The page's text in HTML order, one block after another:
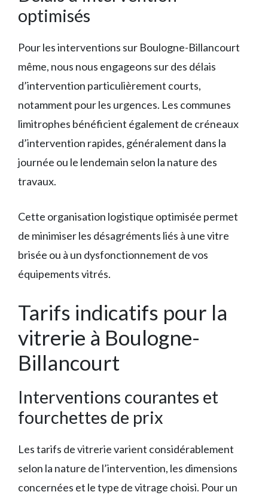
optimisés
Pour les interventions sur Boulogne-Billancourt
même, nous nous engageons sur des délais
d’intervention particulièrement courts,
notamment pour les urgences. Les communes
limitrophes bénéficient également de créneaux
d’intervention rapides, généralement dans la
journée ou le lendemain selon la nature des
travaux.
Cette organisation logistique optimisée permet
de minimiser les désagréments liés à une vitre
brisée ou à un dysfonctionnement de vos
équipements vitrés.
Tarifs indicatifs pour la
vitrerie à Boulogne-
Billancourt
Interventions courantes et
fourchettes de prix
Les tarifs de vitrerie varient considérablement
selon la nature de l’intervention, les dimensions
concernées et le type de vitrage choisi. Pour un